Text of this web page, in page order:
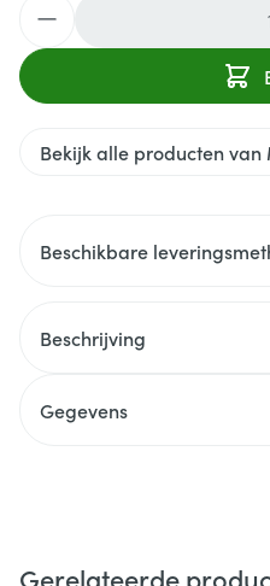
Bekijk alle producten van
Beschikbare
Beschrijving
Gegevens
Gerelateerde